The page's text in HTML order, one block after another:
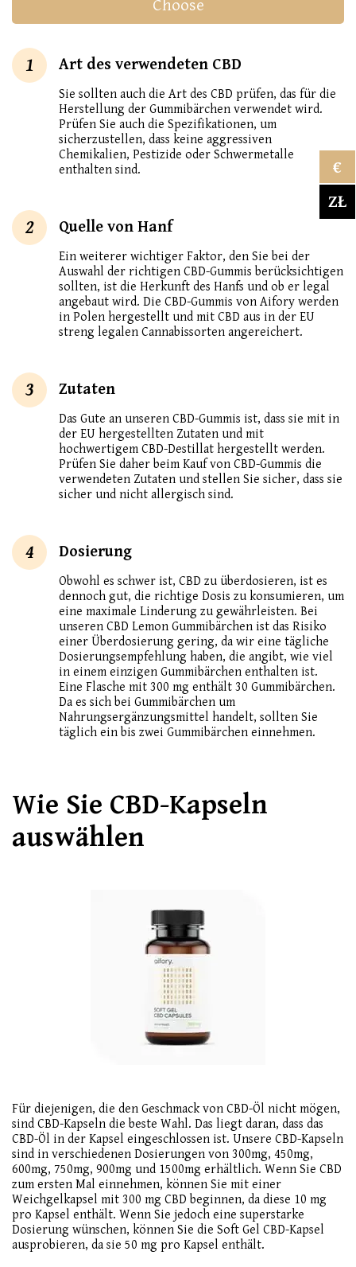
Choose
1 Art des verwendeten CBD
Sie sollten auch die Art des CBD prüfen, das für die
Herstellung der Gummibärchen verwendet wird.
Prüfen Sie auch die Spezifikationen, um
sicherzustellen, dass keine aggressiven
Chemikalien, Pestizide oder Schwermetalle
enthalten sind.
2 Quelle von Hanf
Ein weiterer wichtiger Faktor, den Sie bei der
Auswahl der richtigen CBD-Gummis berücksichtigen
sollten, ist die Herkunft des Hanfs und ob er legal
angebaut wird. Die CBD-Gummis von Aifory werden
in Polen hergestellt und mit CBD aus in der EU
streng legalen Cannabissorten angereichert.
3 Zutaten
Das Gute an unseren CBD-Gummis ist, dass sie mit in
der EU hergestellten Zutaten und mit
hochwertigem CBD-Destillat hergestellt werden.
Prüfen Sie daher beim Kauf von CBD-Gummis die
verwendeten Zutaten und stellen Sie sicher, dass sie
sicher und nicht allergisch sind.
4 Dosierung
Obwohl es schwer ist, CBD zu überdosieren, ist es
dennoch gut, die richtige Dosis zu konsumieren, um
eine maximale Linderung zu gewährleisten. Bei
unseren CBD Lemon Gummibärchen ist das Risiko
einer Überdosierung gering, da wir eine tägliche
Dosierungsempfehlung haben, die angibt, wie viel
in einem einzigen Gummibärchen enthalten ist.
Eine Flasche mit 300 mg enthält 30 Gummibärchen.
Da es sich bei Gummibärchen um
Nahrungsergänzungsmittel handelt, sollten Sie
täglich ein bis zwei Gummibärchen einnehmen.
Wie Sie CBD-Kapseln
auswählen
Für diejenigen, die den Geschmack von CBD-Öl nicht mögen,
sind CBD-Kapseln die beste Wahl. Das liegt daran, dass das
CBD-Öl in der Kapsel eingeschlossen ist. Unsere CBD-Kapseln
sind in verschiedenen Dosierungen von 300mg, 450mg,
600mg, 750mg, 900mg und 1500mg erhältlich. Wenn Sie CBD
zum ersten Mal einnehmen, können Sie mit einer
Weichgelkapsel mit 300 mg CBD beginnen, da diese 10 mg
pro Kapsel enthält. Wenn Sie jedoch eine superstarke
Dosierung wünschen, können Sie die Soft Gel CBD-Kapsel
ausprobieren, da sie 50 mg pro Kapsel enthält.
€
ZŁ